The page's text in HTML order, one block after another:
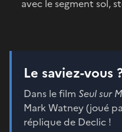
avec le segment sol,
Le saviez-vous
Dans le film Seul sur
Mark Watney (joué
réplique de Declic !